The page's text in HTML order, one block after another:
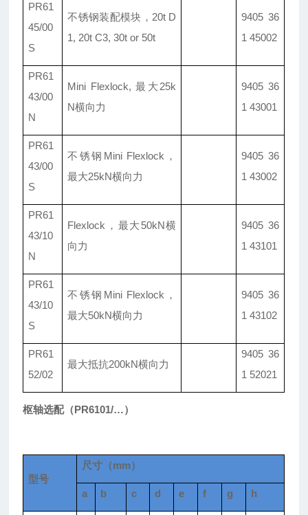
PR61
45/00
S
不锈钢装配模块 ，20t D
1, 20t C3, 30t or 50t
9405 36
1 45002
PR61
43/00
N
Mini Flexlock, 最大25k
N横向力
9405 36
1 43001
PR61
43/00
S
不锈钢Mini Flexlock，
最大25kN横向力
9405 36
1 43002
PR61
43/10
N
Flexlock ，最大50kN横
向力
9405 36
1 43101
PR61
43/10
S
不锈钢Mini Flexlock，
最大50kN横向力
9405 36
1 43102
PR61
52/02
最大抵抗200kN横向力
9405 36
1 52021
枢轴选配（PR6101/…）
型号
尺寸（mm）
a b c d e f g h